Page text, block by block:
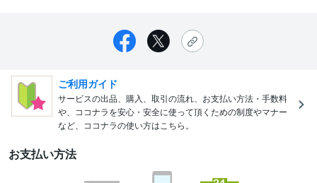
ご利用ガイド
サービスの出品、購入、取引の流れ、お支払い方法・手数料
や、ココナラを安心・安全に使って頂くための制度やマナー
など、ココナラの使い方はこちら。
お支払い方法